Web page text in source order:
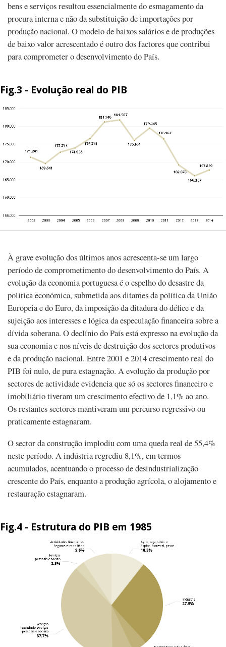
bens e serviços resultou essencialmente do esmagamento da
procura interna e não da substituição de importações por
produção nacional. O modelo de baixos salários e de produções
de baixo valor acrescentado é outro dos factores que contribui
para comprometer o desenvolvimento do País.
Fig.3 - Evolução real do PIB
À grave evolução dos últimos anos acrescenta-se um largo
período de comprometimento do desenvolvimento do País. A
evolução da economia portuguesa é o espelho do desastre da
política económica, submetida aos ditames da política da União
Europeia e do Euro, da imposição da ditadura do défice e da
sujeição aos interesses e lógica da especulação financeira sobre a
dívida soberana. O declínio do País está expresso na evolução da
sua economia e nos níveis de destruição dos sectores produtivos
e da produção nacional. Entre 2001 e 2014 crescimento real do
PIB foi nulo, de pura estagnação. A evolução da produção por
sectores de actividade evidencia que só os sectores financeiro e
imobiliário tiveram um crescimento efectivo de 1,1% ao ano.
Os restantes sectores mantiveram um percurso regressivo ou
praticamente estagnaram.
O sector da construção implodiu com uma queda real de 55,4%
neste período. A indústria regrediu 8,1%, em termos
acumulados, acentuando o processo de desindustrialização
crescente do País, enquanto a produção agrícola, o alojamento e
restauração estagnaram.
Fig.4 - Estrutura do PIB em 1985